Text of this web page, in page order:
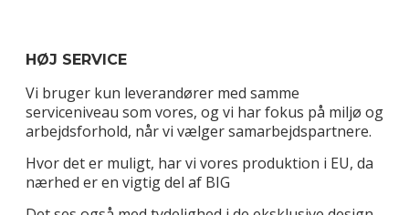
HØJ SERVICE
Vi bruger kun leverandører med samme
serviceniveau som vores, og vi har fokus på miljø og
arbejdsforhold, når vi vælger samarbejdspartnere.
Hvor det er muligt, har vi vores produktion i EU, da
nærhed er en vigtig del af BIG